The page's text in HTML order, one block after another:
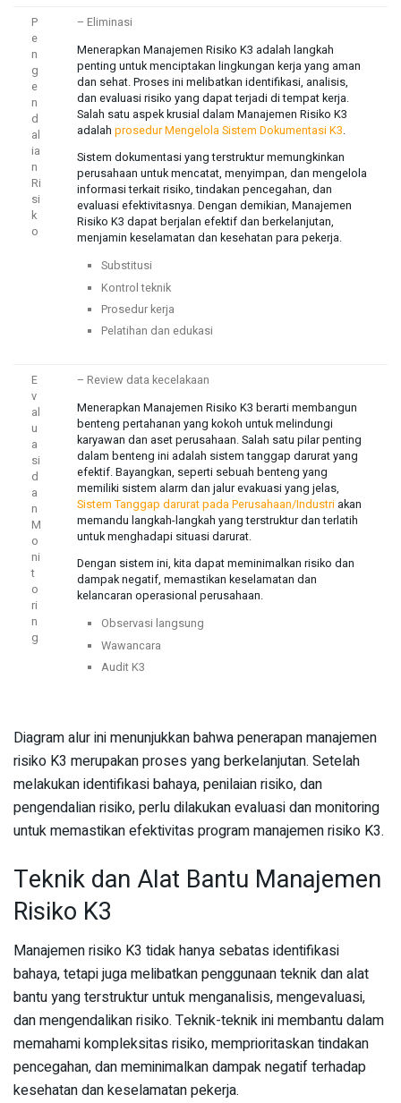
P
e
n
g
e
n
d
al
ia
n
Ri
si
k
o
– Eliminasi
Menerapkan Manajemen Risiko K3 adalah langkah
penting untuk menciptakan lingkungan kerja yang aman
dan sehat. Proses ini melibatkan identifikasi, analisis,
dan evaluasi risiko yang dapat terjadi di tempat kerja.
Salah satu aspek krusial dalam Manajemen Risiko K3
adalah prosedur Mengelola Sistem Dokumentasi K3.
Sistem dokumentasi yang terstruktur memungkinkan
perusahaan untuk mencatat, menyimpan, dan mengelola
informasi terkait risiko, tindakan pencegahan, dan
evaluasi efektivitasnya. Dengan demikian, Manajemen
Risiko K3 dapat berjalan efektif dan berkelanjutan,
menjamin keselamatan dan kesehatan para pekerja.
Substitusi
Kontrol teknik
Prosedur kerja
Pelatihan dan edukasi
E
v
al
u
a
si
d
a
n
M
o
ni
t
o
ri
n
g
– Review data kecelakaan
Menerapkan Manajemen Risiko K3 berarti membangun
benteng pertahanan yang kokoh untuk melindungi
karyawan dan aset perusahaan. Salah satu pilar penting
dalam benteng ini adalah sistem tanggap darurat yang
efektif. Bayangkan, seperti sebuah benteng yang
memiliki sistem alarm dan jalur evakuasi yang jelas,
Sistem Tanggap darurat pada Perusahaan/Industri akan
memandu langkah-langkah yang terstruktur dan terlatih
untuk menghadapi situasi darurat.
Dengan sistem ini, kita dapat meminimalkan risiko dan
dampak negatif, memastikan keselamatan dan
kelancaran operasional perusahaan.
Observasi langsung
Wawancara
Audit K3
Diagram alur ini menunjukkan bahwa penerapan manajemen
risiko K3 merupakan proses yang berkelanjutan. Setelah
melakukan identifikasi bahaya, penilaian risiko, dan
pengendalian risiko, perlu dilakukan evaluasi dan monitoring
untuk memastikan efektivitas program manajemen risiko K3.
Teknik dan Alat Bantu Manajemen
Risiko K3
Manajemen risiko K3 tidak hanya sebatas identifikasi
bahaya, tetapi juga melibatkan penggunaan teknik dan alat
bantu yang terstruktur untuk menganalisis, mengevaluasi,
dan mengendalikan risiko. Teknik-teknik ini membantu dalam
memahami kompleksitas risiko, memprioritaskan tindakan
pencegahan, dan meminimalkan dampak negatif terhadap
kesehatan dan keselamatan pekerja.